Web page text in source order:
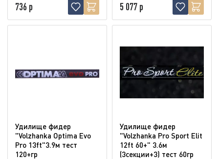
736 р 5 077 р
Удилище фидер
"Volzhanka Optima Evo
Pro 13ft"3.9м тест
120+гр
Удилище фидер
"Volzhanka Pro Sport Elit
12ft 60+" 3.6м
(3секции+3) тест 60гр